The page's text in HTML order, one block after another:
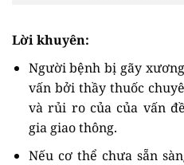
Lời khuyên:
Người bệnh bị gãy
vấn bởi thầy thuốc
và rủi ro của của vấn
gia giao thông.
Nếu cơ thể chưa sẵn